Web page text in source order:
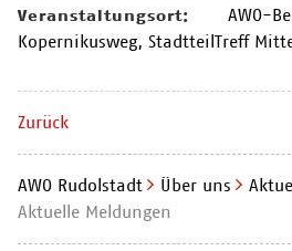
Veranstaltungsort:
AWO-
Kopernikusweg, StadtteilTreff
Zurück
AWO Rudolstadt Über uns
Aktuelle Meldungen